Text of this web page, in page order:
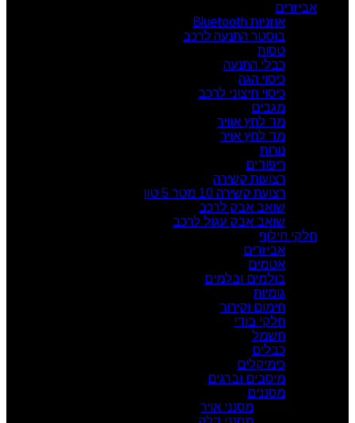
אביזרים
אוזניות Bluetooth
בוסטר התנעה לרכב
טסות
כבלי התנעה
כיסוי הגה
כיסוי חיצוני לרכב
מגבים
מד לחץ אוויר
מד לחץ אויר
נורות
ריפודים
רצועות קשירה
רצועת קשירה 10 מטר 5 טון
שואב אבק לרכב
שואב אבק עגול לרכב
חלקי חילוף
אביזרים
אטמים
בולמים ובלמים
גומיות
חימום וקירור
חלקי בודי
חשמל
כבלים
כימיקלים
מיסבים וברגים
מסננים
מסנני אויר